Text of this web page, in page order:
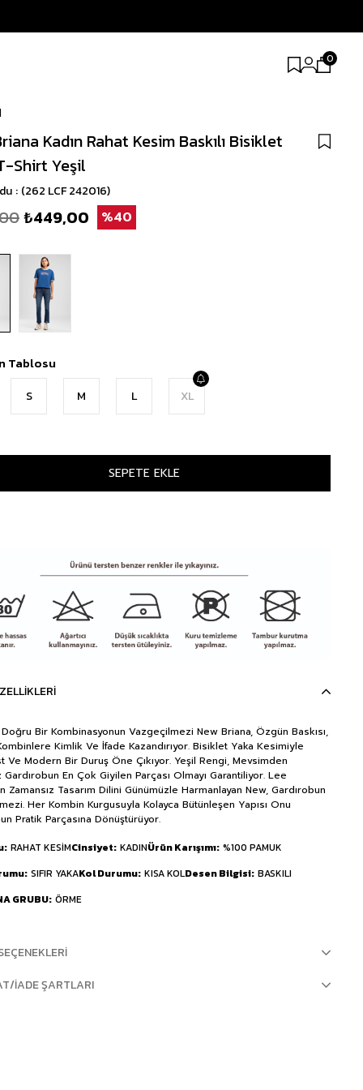
0
Kadın Rahat Kesim Baskılı Bisiklet
Shirt Yeşil
(262 LCF 242016)
₺449,00 40
Tablosu
S M L XL
Bir Kombinasyonun Vazgeçilmezi New Briana, Özgün Baskısı,
Kimlik Ve İfade Kazandırıyor. Bisiklet Yaka Kesimiyle
Ve Modern Bir Duruş Öne Çıkıyor. Yeşil Rengi, Mevsimden
Gardırobun En Çok Giyilen Parçası Olmayı Garantiliyor. Lee
Zamansız Tasarım Dilini Günümüzle Harmanlayan New, Gardırobun
Her Kombin Kurgusuyla Kolayca Bütünleşen Yapısı Onu
Pratik Parçasına Dönüştürüyor.
RAHAT KESİMCinsiyet KADINÜrün Karışımı %100 PAMUK
SIFIR YAKAKol Durumu KISA KOLDesen Bilgisi BASKILI
GRUBU ÖRME
İADE ŞARTLARI